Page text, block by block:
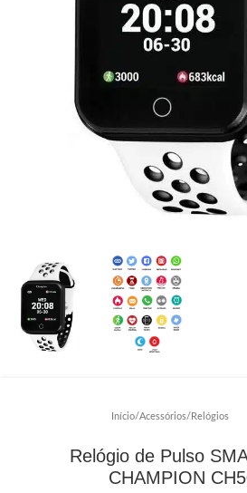
Início/Acessórios/ Relógios
Relógio de Pulso
CHAMPION